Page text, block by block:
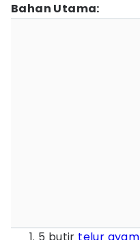
Bahan Utama: